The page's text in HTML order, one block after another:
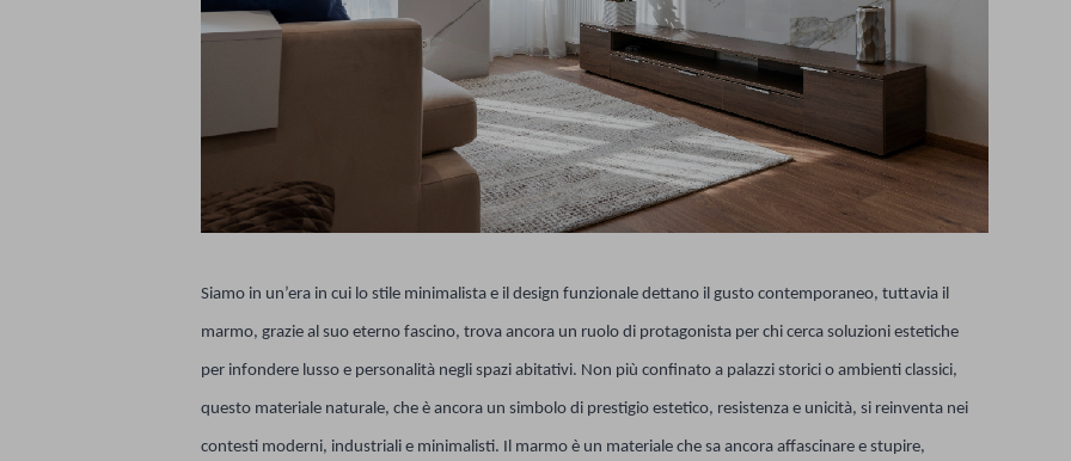
Siamo in un’era in cui lo stile minimalista e il design funzionale dettano il gusto contemporaneo, tuttavia il
marmo, grazie al suo eterno fascino, trova ancora un ruolo di protagonista per chi cerca soluzioni estetiche
per infondere lusso e personalità negli spazi abitativi. Non più confinato a palazzi storici o ambienti classici,
questo materiale naturale, che è ancora un simbolo di prestigio estetico, resistenza e unicità, si reinventa nei
contesti moderni, industriali e minimalisti. Il marmo è un materiale che sa ancora affascinare e stupire,